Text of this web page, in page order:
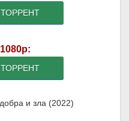
и зла (2022)